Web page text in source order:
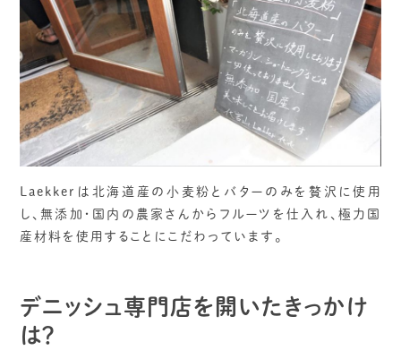
Laekkerは北海道産の小麦粉とバターのみを贅沢に使用
し、無添加・国内の農家さんからフルーツを仕入れ、極力国
産材料を使用することにこだわっています。
デニッシュ専門店を開いたきっかけ
は？